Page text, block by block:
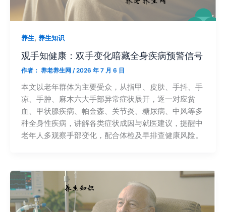
养生, 养生知识
观手知健康：双手变化暗藏全身疾病预警信号
作者： 养老养生网 /2026 年 7 月 6 日
本文以老年群体为主要受众，从指甲、皮肤、手抖、手
凉、手肿、麻木六大手部异常症状展开，逐一对应贫
血、甲状腺疾病、帕金森、关节炎、糖尿病、中风等多
种全身性疾病，讲解各类症状成因与就医建议，提醒中
老年人多观察手部变化，配合体检及早排查健康风险。